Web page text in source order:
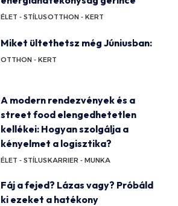
ÉLET - STÍLUSOTTHON - KERT
Miket ültethetsz még Júniusban:
OTTHON - KERT
A modern rendezvények és a
street food elengedhetetlen
kellékei: Hogyan szolgálja a
kényelmet a logisztika?
ÉLET - STÍLUSKARRIER - MUNKA
Fáj a fejed? Lázas vagy? Próbáld
ki ezeket a hatékony